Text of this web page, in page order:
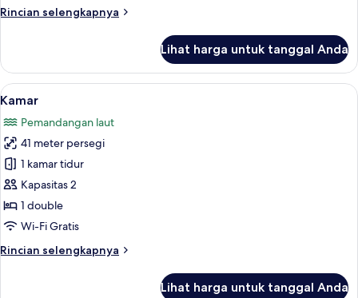
Mar
Rincian selengkapnya
Rincian
Luxo
Top
Floor
Mar
Panoramico
Lihat harga untuk tanggal Anda
Lihat
semua
foto
untuk
Kamar
Seprai premium, minibar, brankas,
7
Kamar
Pemandangan laut
41 meter persegi
1 kamar tidur
Kapasitas 2
1 double
Wi-Fi Gratis
Rincian selengkapnya
Rincian
Lihat harga untuk tanggal Anda